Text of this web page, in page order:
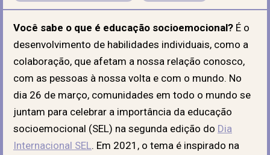
Você sabe o que é educação socioemocional? É o
desenvolvimento de habilidades individuais, como a
colaboração, que afetam a nossa relação conosco,
com as pessoas à nossa volta e com o mundo. No
dia 26 de março, comunidades em todo o mundo se
juntam para celebrar a importância da educação
socioemocional (SEL) na segunda edição do Dia
Internacional SEL. Em 2021, o tema é inspirado na